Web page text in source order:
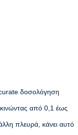
δοσολόγηση
από 0,1 έως
πλευρά, κάνει αυτό